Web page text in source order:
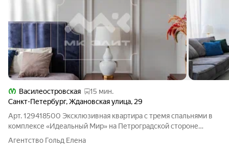
Василеостровская
15 мин.
Санкт-Петербург,Ждановская улица, 29
Арт. 129418500 Эксклюзивная квартира с тремя спальнями в
комплексе «Идеальный Мир» на Петроградской стороне
Просторная квартира для жизни семьи. C дизайнерским
ремонтом высокого класса. 2 изолированные мастер-спальни
Агентство Гольд Елена